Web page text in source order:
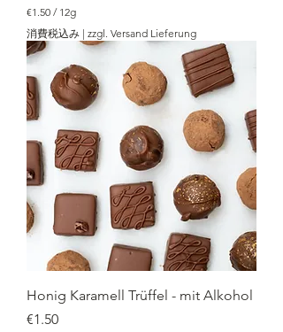
€1.50 / 12g
€
1
.
0
／
1
2
g
消費税込み | zzgl. Versand Lieferung
Honig Karamell Trüffel - mit Alkohol
価格
€1.50